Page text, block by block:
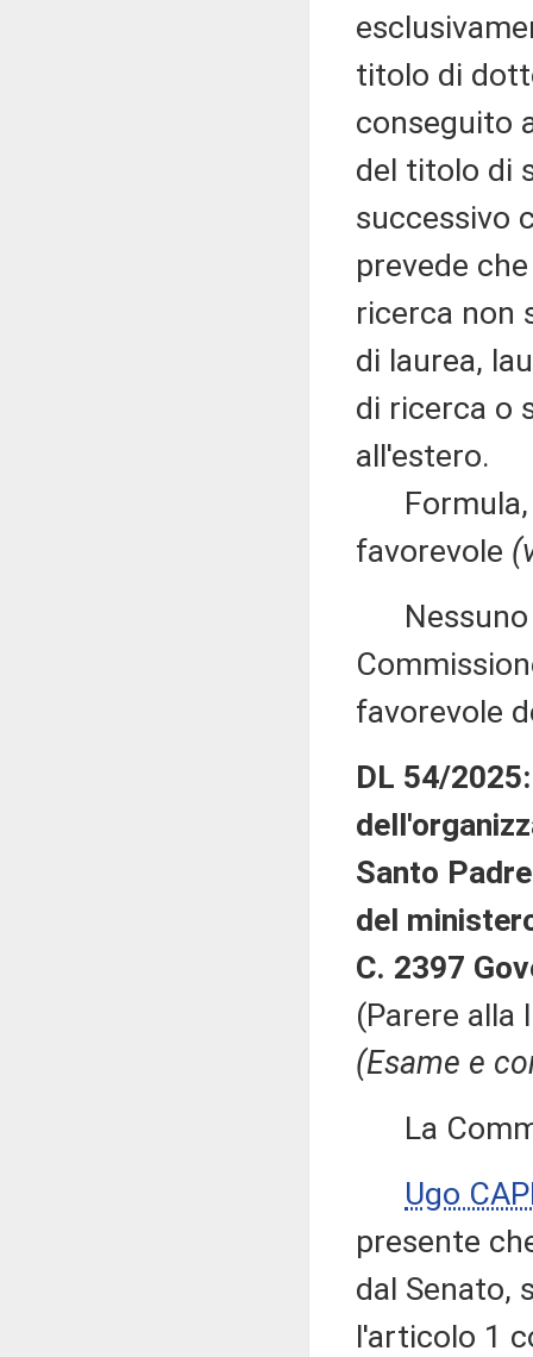
titolo di
conseguito
del titolo di
successivo
prevede
ricerca non
di laurea,
di ricerca o
all'estero.
Formula,
favorevole
Nessuno
favorevole
DL 54/
Santo
del
C. 2397
(Parere alla
(Esame e
La
Ugo
presente
dal Senato,
l'articolo 1